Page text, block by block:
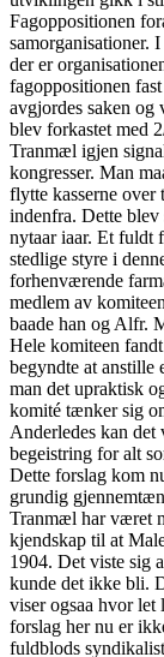
Fagoppositionen
samorganisationer.
der er
fagoppositionen
avgjordes saken og
blev forkastet med
Tranmæl igjen
kongresser. Man
flytte kasserne over
indenfra. Dette blev
nytaar iaar. Et fuldt
stedlige styre i
forhenværende
medlem av
baade han og Alfr.
Hele komiteen
begyndte at anstille
man det upraktisk
komité tænker sig
Anderledes kan det
begeistring for alt
Dette forslag kom
grundig
Tranmæl har været
kjendskap til at
1904. Det viste sig
kunde det ikke bli.
viser ogsaa hvor let
forslag her nu er
fuldblods